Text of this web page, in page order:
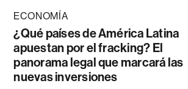
ECONOMÍA
¿Qué países de América Latina
apuestan por el fracking? El
panorama legal que marcará las
nuevas inversiones